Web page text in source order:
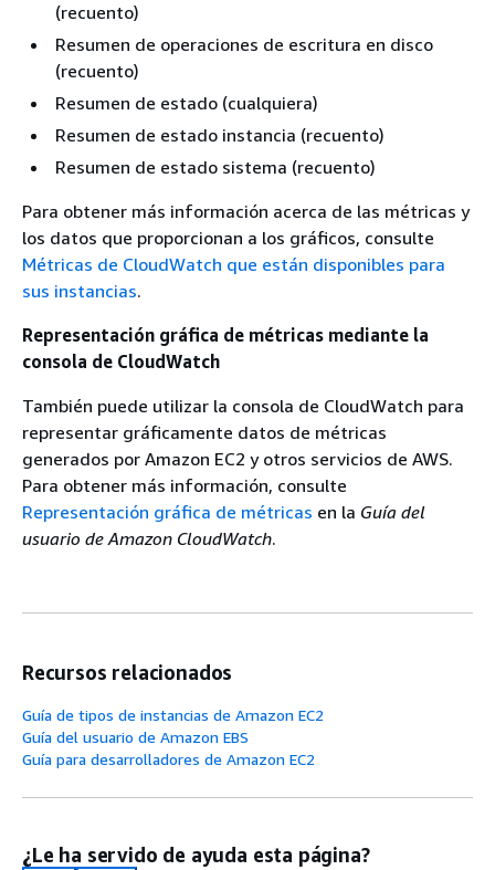
(recuento)
Resumen de operaciones de escritura en disco
(recuento)
Resumen de estado (cualquiera)
Resumen de estado instancia (recuento)
Resumen de estado sistema (recuento)
Para obtener más información acerca de las métricas y
los datos que proporcionan a los gráficos, consulte
Métricas de CloudWatch que están disponibles para
sus instancias.
Representación gráfica de métricas mediante la
consola de CloudWatch
También puede utilizar la consola de CloudWatch para
representar gráficamente datos de métricas
generados por Amazon EC2 y otros servicios de AWS.
Para obtener más información, consulte
Representación gráfica de métricas en la Guía del
usuario de Amazon CloudWatch.
Recursos relacionados
Guía de tipos de instancias de Amazon EC2
Guía del usuario de Amazon EBS
Guía para desarrolladores de Amazon EC2
¿Le ha servido de ayuda esta página?